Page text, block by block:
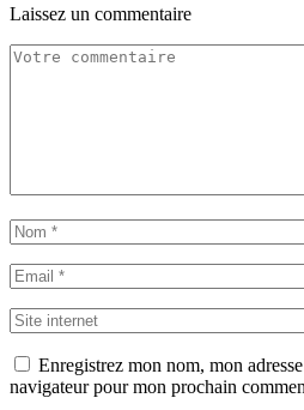
Laissez un commentaire
Enregistrez mon nom, mon
navigateur pour mon prochain